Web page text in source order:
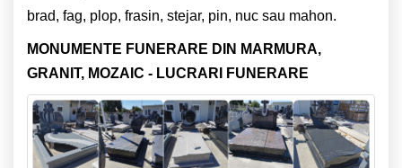
brad, fag, plop, frasin, stejar, pin, nuc sau mahon.
MONUMENTE FUNERARE DIN MARMURA,
GRANIT, MOZAIC - LUCRARI FUNERARE